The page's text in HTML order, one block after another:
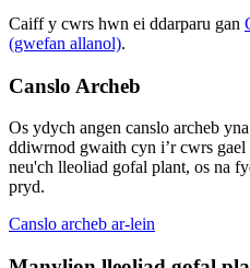
Caiff y cwrs hwn ei ddarparu gan
(gwefan allanol).
Canslo Archeb
Os ydych angen canslo archeb
ddiwrnod gwaith cyn i’r cwrs
neu'ch lleoliad gofal plant, os na
pryd.
Canslo archeb ar-lein